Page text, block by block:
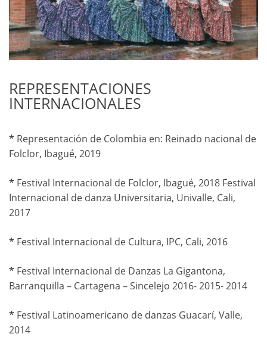
REPRESENTACIONES
INTERNACIONALES
* Representación de Colombia en: Reinado nacional de
Folclor, Ibagué, 2019
* Festival Internacional de Folclor, Ibagué, 2018 Festival
Internacional de danza Universitaria, Univalle, Cali,
2017
* Festival Internacional de Cultura, IPC, Cali, 2016
* Festival Internacional de Danzas La Gigantona,
Barranquilla – Cartagena – Sincelejo 2016- 2015- 2014
* Festival Latinoamericano de danzas Guacarí, Valle,
2014